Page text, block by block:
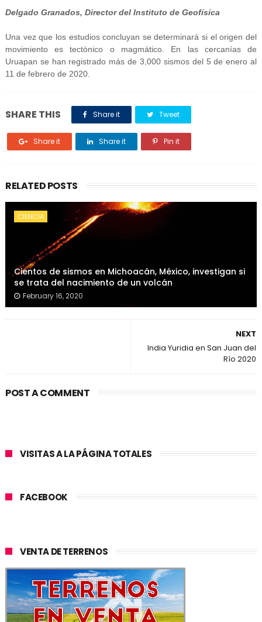
Delgado Granados, Director del Instituto de Geofísica
Una vez que los estudios concluyan se determinará si el origen del
movimiento es tectónico o magmático. En las cercanías de
Uruapan se han registrado más de 3,000 sismos del 5 de enero al
11 de febrero de 2020.
SHARE THIS Share it Tweet
Share it Share it Pin it
RELATED POSTS
CIENCIA
Cientos de sismos en Michoacán, México, investigan si
se trata del nacimiento de un volcán
February 16, 2020
NEXT
India Yuridia en San Juan del
Río 2020
POST A COMMENT
VISITAS A LA PÁGINA TOTALES
FACEBOOK
VENTA DE TERRENOS